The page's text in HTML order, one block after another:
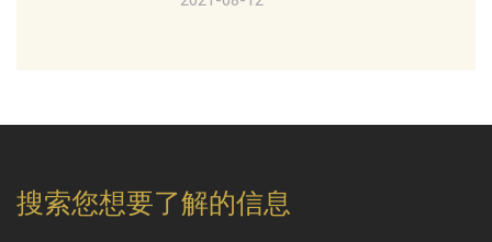
搜索您想要了解的信息